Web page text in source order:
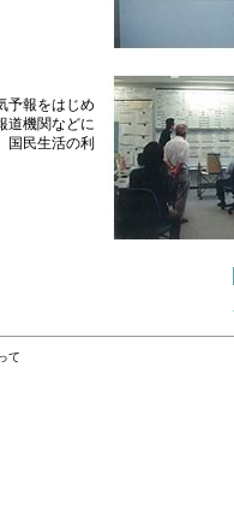
予報をはじめ
道機関などに
国民生活の利
て